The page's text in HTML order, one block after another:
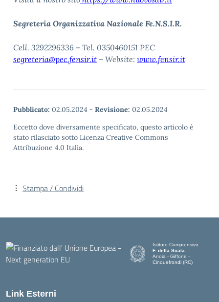
Segreteria Organizzativa Nazionale Fe.N.S.I.R.
Cell. 3292296336 – Tel. 0350460151 PEC
segreteria@pec.fensir.it – Website: www.fensir.it
Pubblicato: 02.05.2024 - Revisione: 02.05.2024
Eccetto dove diversamente specificato, questo articolo è
stato rilasciato sotto Licenza Creative Commons
Attribuzione 4.0 Italia.
Stampa / Condividi
Istituto Comprensivo
F. della Scala
Anoia - Giffone -
Cinquefrondi (RC)
Link Esterni